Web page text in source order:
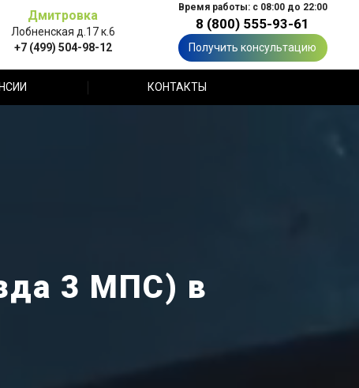
Дмитровка
Лобненская д.17 к.6
+7 (499) 504-98-12
Время работы: с 08:00 до 22:00
8 (800) 555-93-61
Получить консультацию
КОНТАКТЫ
3 МПС) в